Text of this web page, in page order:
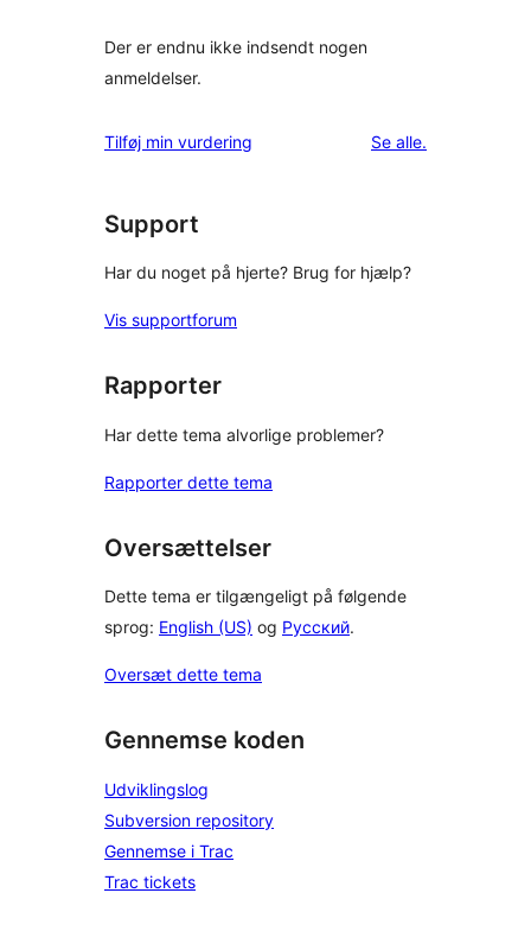
Der er endnu ikke indsendt nogen
anmeldelser.
Tilføj min vurdering Se alleanmeldelser
.
Support
Har du noget på hjerte? Brug for hjælp?
Vis supportforum
Rapporter
Har dette tema alvorlige problemer?
Rapporter dette tema
Oversættelser
Dette tema er tilgængeligt på følgende
sprog: English (US) og Русский.
Oversæt dette tema
Gennemse koden
Udviklingslog
Subversion repository
Gennemse i Trac
Trac tickets